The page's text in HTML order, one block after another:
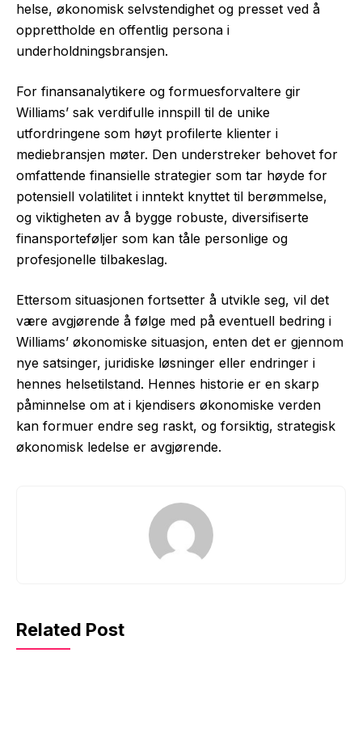
helse, økonomisk selvstendighet og presset ved å
opprettholde en offentlig persona i
underholdningsbransjen.
For finansanalytikere og formuesforvaltere gir
Williams’ sak verdifulle innspill til de unike
utfordringene som høyt profilerte klienter i
mediebransjen møter. Den understreker behovet for
omfattende finansielle strategier som tar høyde for
potensiell volatilitet i inntekt knyttet til berømmelse,
og viktigheten av å bygge robuste, diversifiserte
finansporteføljer som kan tåle personlige og
profesjonelle tilbakeslag.
Ettersom situasjonen fortsetter å utvikle seg, vil det
være avgjørende å følge med på eventuell bedring i
Williams’ økonomiske situasjon, enten det er gjennom
nye satsinger, juridiske løsninger eller endringer i
hennes helsetilstand. Hennes historie er en skarp
påminnelse om at i kjendisers økonomiske verden
kan formuer endre seg raskt, og forsiktig, strategisk
økonomisk ledelse er avgjørende.
Related Post